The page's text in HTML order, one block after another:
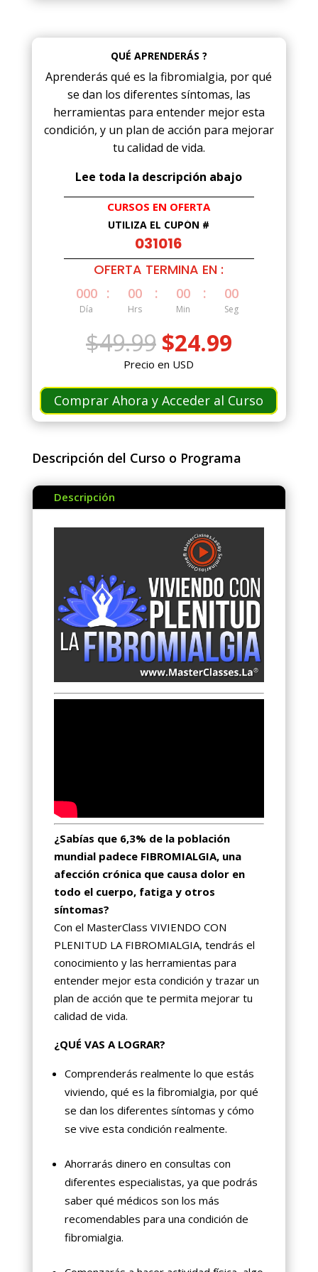
QUÉ APRENDERÁS ?
Aprenderás qué es la fibromialgia, por qué
se dan los diferentes síntomas, las
herramientas para entender mejor esta
condición, y un plan de acción para mejorar
tu calidad de vida.
Lee toda la descripción abajo
CURSOS EN OFERTA
UTILIZA EL CUPÓN #
031016
OFERTA TERMINA EN :
000
Día
: 00
Hrs
: 00
Min
: 00
Seg
$49.99 El
precio
original
era:
$49.99.
$24.99El
es:
$24.99.
Precio en USD
Comprar Ahora y Acceder al Curso
Descripción del Curso o Programa
Descripción
¿Sabías que 6,3% de la población
mundial padece FIBROMIALGIA, una
afección crónica que causa dolor en
todo el cuerpo, fatiga y otros
síntomas?
Con el MasterClass VIVIENDO CON
PLENITUD LA FIBROMIALGIA, tendrás el
conocimiento y las herramientas para
entender mejor esta condición y trazar un
plan de acción que te permita mejorar tu
calidad de vida.
¿QUÉ VAS A LOGRAR?
Comprenderás realmente lo que estás
viviendo, qué es la fibromialgia, por qué
se dan los diferentes síntomas y cómo
se vive esta condición realmente.
Ahorrarás dinero en consultas con
diferentes especialistas, ya que podrás
saber qué médicos son los más
recomendables para una condición de
fibromialgia.